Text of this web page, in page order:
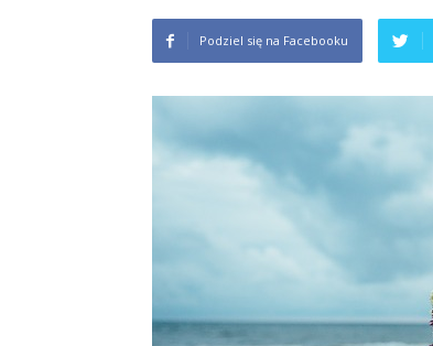
Podziel się na Facebooku